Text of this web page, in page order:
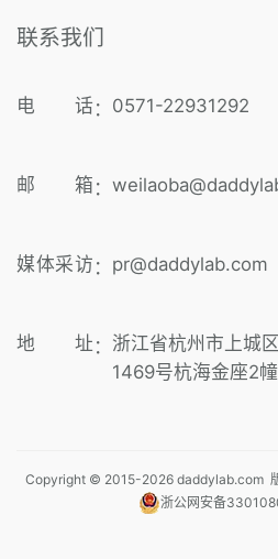
联系我们
电 话 ： 0571-22931292
邮 箱 ：
媒体采访 ： pr@daddylab.com
地 址 ： 浙江省杭州市上城
1469号杭海金座2
Copyright © 2015-2026 daddylab.com
浙公网安备